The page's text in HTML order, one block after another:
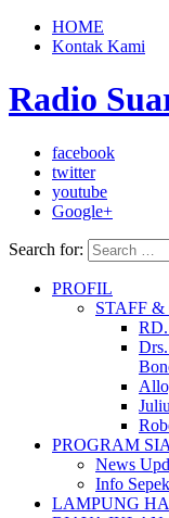
HOME
Kontak Kami
Radio
facebook
twitter
youtube
Google+
Search for:
PROFIL
STAFF &
RD.
PROGRAM
News
Info
LAMPUNG